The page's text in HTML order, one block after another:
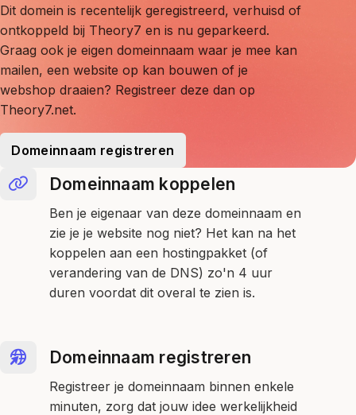
Dit domein is recentelijk geregistreerd, verhuisd of
ontkoppeld bij Theory7 en is nu geparkeerd.
Graag ook je eigen domeinnaam waar je mee kan
mailen, een website op kan bouwen of je
webshop draaien? Registreer deze dan op
Theory7.net.
Domeinnaam registreren
Domeinnaam koppelen
Ben je eigenaar van deze domeinnaam en
zie je je website nog niet? Het kan na het
koppelen aan een hostingpakket (of
verandering van de DNS) zo'n 4 uur
duren voordat dit overal te zien is.
Domeinnaam registreren
Registreer je domeinnaam binnen enkele
minuten, zorg dat jouw idee werkelijkheid